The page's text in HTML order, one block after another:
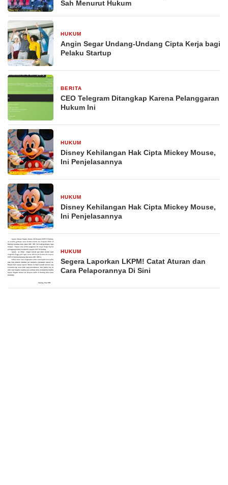
Sah Menurut Hukum
HUKUM
Angin Segar Undang-Undang Cipta Kerja bagi
Pelaku Startup
BERITA
CEO Telegram Ditangkap Karena Pelanggaran
Hukum Ini
HUKUM
Disney Kehilangan Hak Cipta Mickey Mouse,
Ini Penjelasannya
HUKUM
Disney Kehilangan Hak Cipta Mickey Mouse,
Ini Penjelasannya
HUKUM
Segera Laporkan LKPM! Catat Aturan dan
Cara Pelaporannya Di Sini